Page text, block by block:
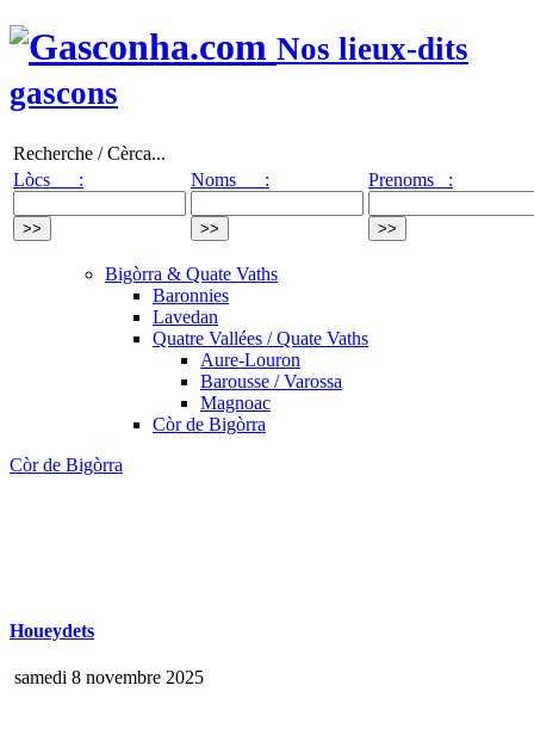
Nos lieux-dits
gascons
Recherche / Cèrca...
Lòcs :
Noms : Prenoms :
Bigòrra & Quate Vaths
Baronnies
Lavedan
Quatre Vallées / Quate Vaths
Aure-Louron
Barousse / Varossa
Magnoac
Còr de Bigòrra
Còr de Bigòrra
Houeydets
samedi 8 novembre 2025